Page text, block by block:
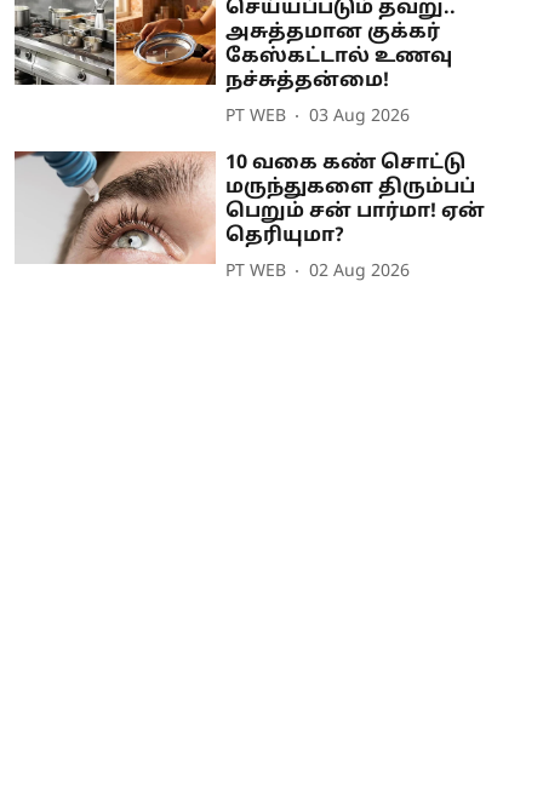
செய்யப்படும் தவறு..
அசுத்தமான குக்கர்
கேஸ்கட்டால் உணவு
நச்சுத்தன்மை!
PT WEB 03 Aug 2026
10 வகை கண் சொட்டு
மருந்துகளை திரும்பப்
பெறும் சன் பார்மா! ஏன்
தெரியுமா?
PT WEB 02 Aug 2026